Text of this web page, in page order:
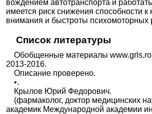
вождением автотранспорта и
имеется риск снижения способности к
внимания и быстроты психомоторных
Список литературы
Обобщенные материалы
2013-2016.
Описание проверено.
•.
Крылов Юрий Федорович.
(фармаколог, доктор медицинских
академик Международной академии